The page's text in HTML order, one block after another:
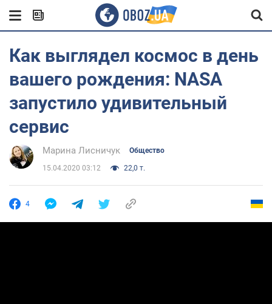
Как выглядел космос в день
вашего рождения: NASA
запустило удивительный
сервис
Марина Лисничук Общество
15.04.2020 03:12 22,0 т.
4